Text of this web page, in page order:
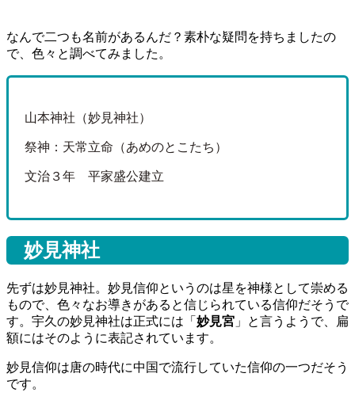
なんで二つも名前があるんだ？素朴な疑問を持ちましたの
で、色々と調べてみました。
山本神社（妙見神社）
祭神：天常立命（あめのとこたち）
文治３年 平家盛公建立
妙見神社
先ずは妙見神社。妙見信仰というのは星を神様として崇める
もので、色々なお導きがあると信じられている信仰だそうで
す。宇久の妙見神社は正式には「 妙見宮 」と言うようで、扁
額にはそのように表記されています。
妙見信仰は唐の時代に中国で流行していた信仰の一つだそう
です。